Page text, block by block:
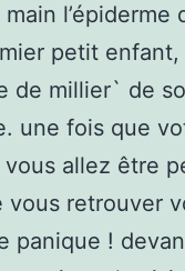
petit
de millier` de
une fois que
vous allez être
vous retrouver
panique !